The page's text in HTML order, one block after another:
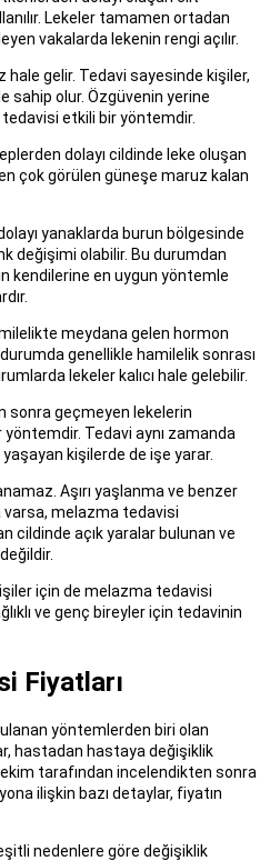
Lekeler tamamen ortadan
vakalarda lekenin rengi açılır.
hale gelir. Tedavi sayesinde kişiler,
sahip olur. Özgüvenin yerine
etkili bir yöntemdir.
dolayı cildinde leke oluşan
çok görülen güneşe maruz kalan
yanaklarda burun bölgesinde
değişimi olabilir. Bu durumdan
kendilerine en uygun yöntemle
meydana gelen hormon
genellikle hamilelik sonrası
lekeler kalıcı hale gelebilir.
sonra geçmeyen lekelerin
Tedavi aynı zamanda
kişilerde de işe yarar.
Aşırı yaşlanma ve benzer
melazma tedavisi
cildinde açık yaralar bulunan ve
için de melazma tedavisi
ve genç bireyler için tedavinin
Fiyatları
yöntemlerden biri olan
hastadan hastaya değişiklik
tarafından incelendikten sonra
ilişkin bazı detaylar, fiyatın
nedenlere göre değişiklik